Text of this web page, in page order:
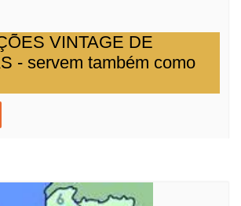
VINTAGE DE
- servem também como